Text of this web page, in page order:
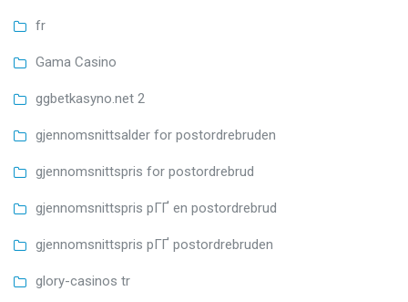
fr
Gama Casino
ggbetkasyno.net 2
gjennomsnittsalder for postordrebruden
gjennomsnittspris for postordrebrud
gjennomsnittspris pГҐ en postordrebrud
gjennomsnittspris pГҐ postordrebruden
glory-casinos tr